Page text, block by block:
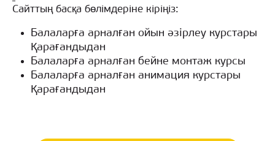
Сайттың басқа бөлімдеріне кіріңіз:
Балаларға арналған ойын әзірлеу курстары
Қарағандыдан
Балаларға арналған бейне монтаж курсы
Балаларға арналған анимация курстары
Қарағандыдан